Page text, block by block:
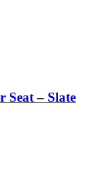
Seat – Slate